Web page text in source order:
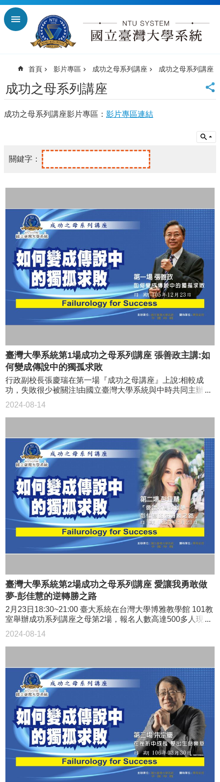
跳到主要內容區塊
尋
回
首
頁
大
師
大
首
頁
關
於
統
動
詢
教
務
相
關
資
共
享
相
關
法
專
區
臺
大
系
首頁 影片專區 成功之母系列講座 成功之母系列講座
成功之母系列講座
成功之母系列講座影片專區： 影片專區連結
臺灣大學系統第1場成功之母系列講座 張善政主講:如
何變成傳說中的獨孤求敗
2024-08-14
行政副校長張慶瑞在第一場『成功之母講座』上說:相較成
功，失敗很少被關注!由國立臺灣大學系統與中時共同主辦的
『成功之母講座』-邀請行政院長張善政主講；如何變成傳說
中的獨孤求敗，道出『失敗』的價值與意義。張副校長表示
所有人都會談論成功的榮耀，但實際上讀了再多成功者的
挫折、失敗的過程可以去學習避免。
臺灣大學系統第2場成功之母系列講座 愛讓我勇敢做
夢-彭佳慧的逆轉勝之路
2024-08-14
2月23日18:30~21:00 臺大系統在台灣大學博雅教學館 101教
室舉辦成功系列講座之母第2場，報名人數高達500多人現場
座無虛席。 本講座開放三校師生及社會各階層人士共同參
與，講者除分享如何自失敗中自我成長及蛻變以至走向成功
之歷程，並與三校學生代表對談，與年輕學子直接接觸並剖
「最佳國語女歌手獎」的彭佳慧，曾經歷十多年的感情分
合，7年沒有發片的沉潛期，23日晚上，在臺大分享她如何
走過生命中的磨難與挑戰。 擁有「女俠」性格，想當警
察，卻連筆試都沒考過的彭佳慧，只能靠去警校唱歌，另類
靠近夢想。她演唱夯曲〈小幸運〉，獻給自己酸甜的青春年
代。對熱愛音樂卻苦無伯樂的同學，她建議：「先把歌唱
好，如果沒那麼好，就想辦法讓自己更好。」彭佳慧說，她
的老師就是CD，到現在仍不斷努力在聽，土法煉鋼反覆練
唱，就是成功的秘訣，現場2小時分享她生命中失敗與成功經
驗，獲得在場人士熱烈迴響。 成功之母講座第二場由台大
系統李篤中主任為講座開場引言 《中國時報》副社長張景
為主持此次「愛讓我勇敢做夢─彭佳慧的逆轉勝之路」講座